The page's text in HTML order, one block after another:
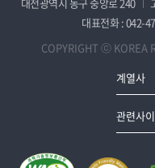
대표전화 : 042-
COPYRIGHT ⓒ KOREA
계열사
관련사